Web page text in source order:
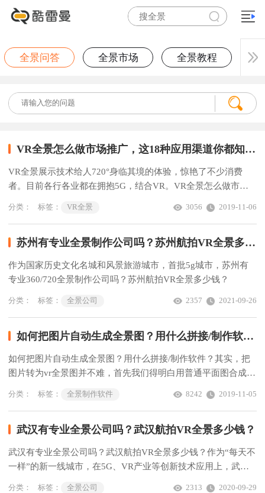
全景问答 全景市场 全景教程
VR全景怎么做市场推广，这18种应用渠道你都知道吗？
VR全景展示技术给人720°身临其境的体验，惊艳了不少消费
者。目前各行各业都在拥抱5G，结合VR。VR全景怎么做市场
道方式。
分类： 标签： VR全景 2019-11-06
3056
苏州有专业全景制作公司吗？苏州航拍VR全景多少钱？
作为国家历史文化名城和风景旅游城市，首批5g城市，苏州有
专业360/720全景制作公司吗？苏州航拍VR全景多少钱？
分类： 标签： 全景公司 2021-09-26
2357
如何把图片自动生成全景图？用什么拼接/制作软件？
如何把图片自动生成全景图？用什么拼接/制作软件？其实，把
图片转为vr全景图并不难，首先我们得明白用普通平面图合成
分类： 标签： 全景制作软件 2019-11-05
8242
武汉有专业全景公司吗？武汉航拍VR全景多少钱？
武汉有专业全景公司吗？武汉航拍VR全景多少钱？作为“每天不
一样”的新一线城市，在5G、VR产业等创新技术应用上，武汉
分类： 标签： 全景公司 2020-09-29
2313